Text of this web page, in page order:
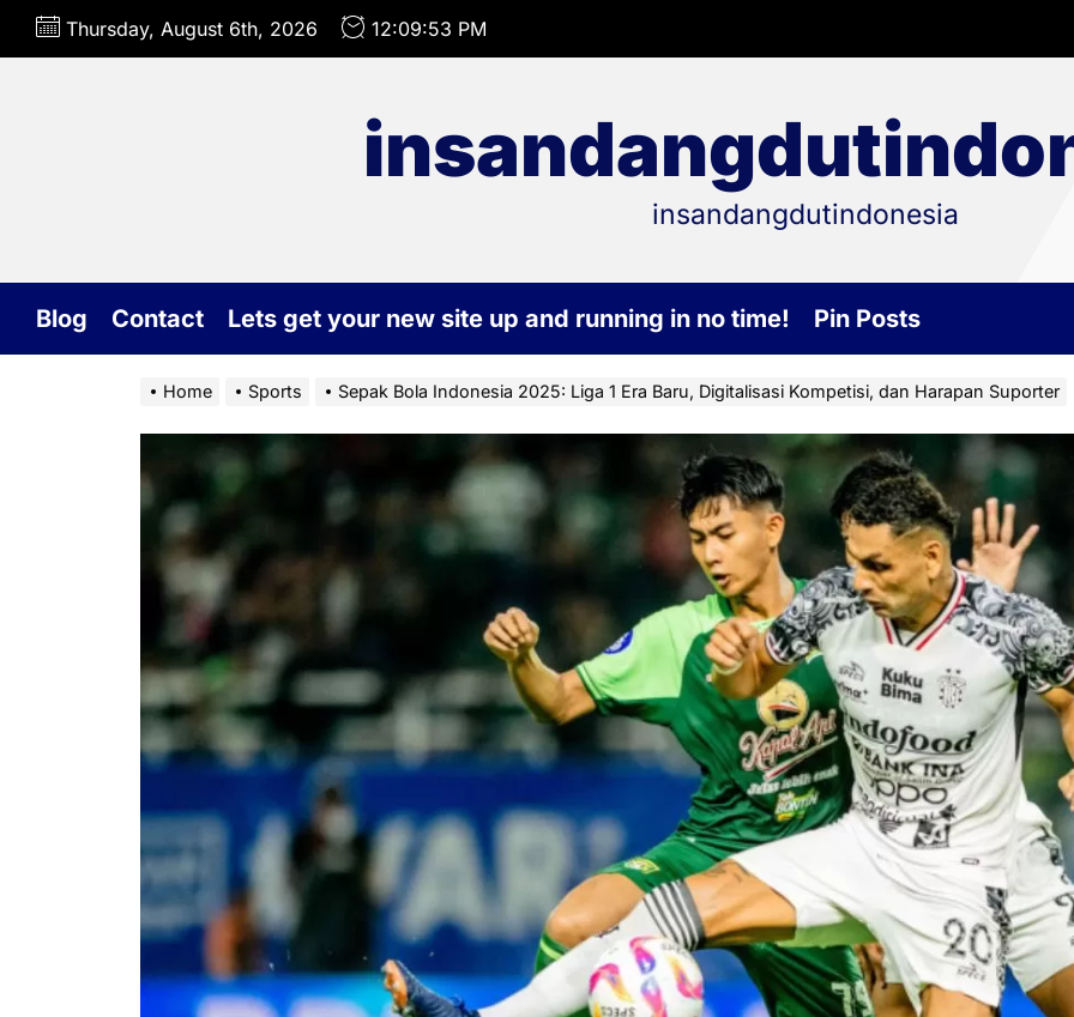
Skip
Thursday, August 6th, 2026 12:09:55 PM
insandangdutindonesia
Blog Contact Lets get your new site up and running in no time! Pin Posts
Home Sports Sepak Bola Indonesia 2025: Liga 1 Era Baru, Digitalisasi Kompetisi, dan Harapan Suporter